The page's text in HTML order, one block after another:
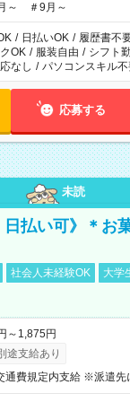
～ ＃9月～
/ 日払いOK / 履歴書不
OK / 服装自由 / シフト
なし / パソコンスキル
応募する
未読
日払い可》＊お
社会人未経験OK 大学
～1,875円
途支給あり
通費規定内支給 ※派遣先